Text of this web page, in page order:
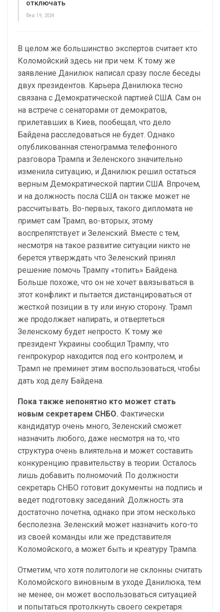
отключать
Фев 19, 2024
В целом же большинство экспертов считает кто
Коломойский здесь ни при чем. К тому же
заявление Данилюк написал сразу после беседы
двух президентов. Карьера Данилюка тесно
связана с Демократической партией США. Сам он
на встрече с сенаторами от демократов,
прилетавших в Киев, пообещал, что дело
Байдена расследоваться не будет. Однако
опубликованная стенограмма телефонного
разговора Трампа и Зеленского значительно
изменила ситуацию, и Данилюк решил остаться
верным Демократической партии США. Впрочем,
и на должность посла США он также может не
рассчитывать. Во-первых, такого дипломата не
примет сам Трамп, во-вторых, этому
воспрепятствует и Зеленский. Вместе с тем,
несмотря на такое развитие ситуации никто не
берется утверждать что Зеленский принял
решение помочь Трампу «топить» Байдена.
Больше похоже, что он не хочет ввязываться в
этот конфликт и пытается дистанцироваться от
жесткой позиции в ту или иную сторону. Трамп
же продолжает напирать, и отвертеться
Зеленскому будет непросто. К тому же
президент Украины сообщил Трампу, что
генпрокурор находится под его контролем, и
Трамп не преминет этим воспользоваться, чтобы
дать ход делу Байдена.
Пока также непонятно кто может стать
новым секретарем СНБО. Фактически
кандидатур очень много, Зеленский сможет
назначить любого, даже несмотря на то, что
структура очень влиятельна и может составить
конкуренцию правительству в теории. Осталось
лишь добавить полномочий. По должности
секретарь СНБО готовит документы на подпись и
ведет подготовку заседаний. Должность эта
достаточно почетна, однако при этом несколько
бесполезна. Зеленский может назначить кого-то
из своей команды или же представителя
Коломойского, а может быть и креатуру Трампа.
Отметим, что хотя политологи не склонны считать
Коломойского виновным в уходе Данилюка, тем
не менее, он может воспользоваться ситуацией
и попытаться протолкнуть своего секретаря.